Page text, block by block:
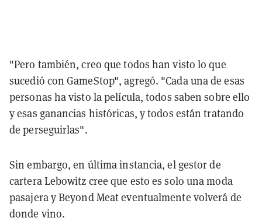
"Pero también, creo que todos han visto lo que
sucedió con GameStop", agregó. "Cada una de esas
personas ha visto la película, todos saben sobre ello
y esas ganancias históricas, y todos están tratando
de perseguirlas".
Sin embargo, en última instancia, el gestor de
cartera Lebowitz cree que esto es solo una moda
pasajera y Beyond Meat eventualmente volverá de
donde vino.